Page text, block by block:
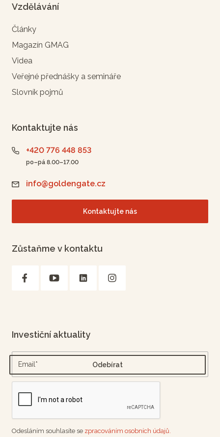
Vzdělávání
Články
Magazín GMAG
Videa
Veřejné přednášky a semináře
Slovník pojmů
Kontaktujte nás
+420 776 448 853
po–pá 8.00–17.00
info@goldengate.cz
Kontaktujte nás
Zůstaňme v kontaktu
Investiční aktuality
Odesláním souhlasíte se zpracováním osobních údajů.